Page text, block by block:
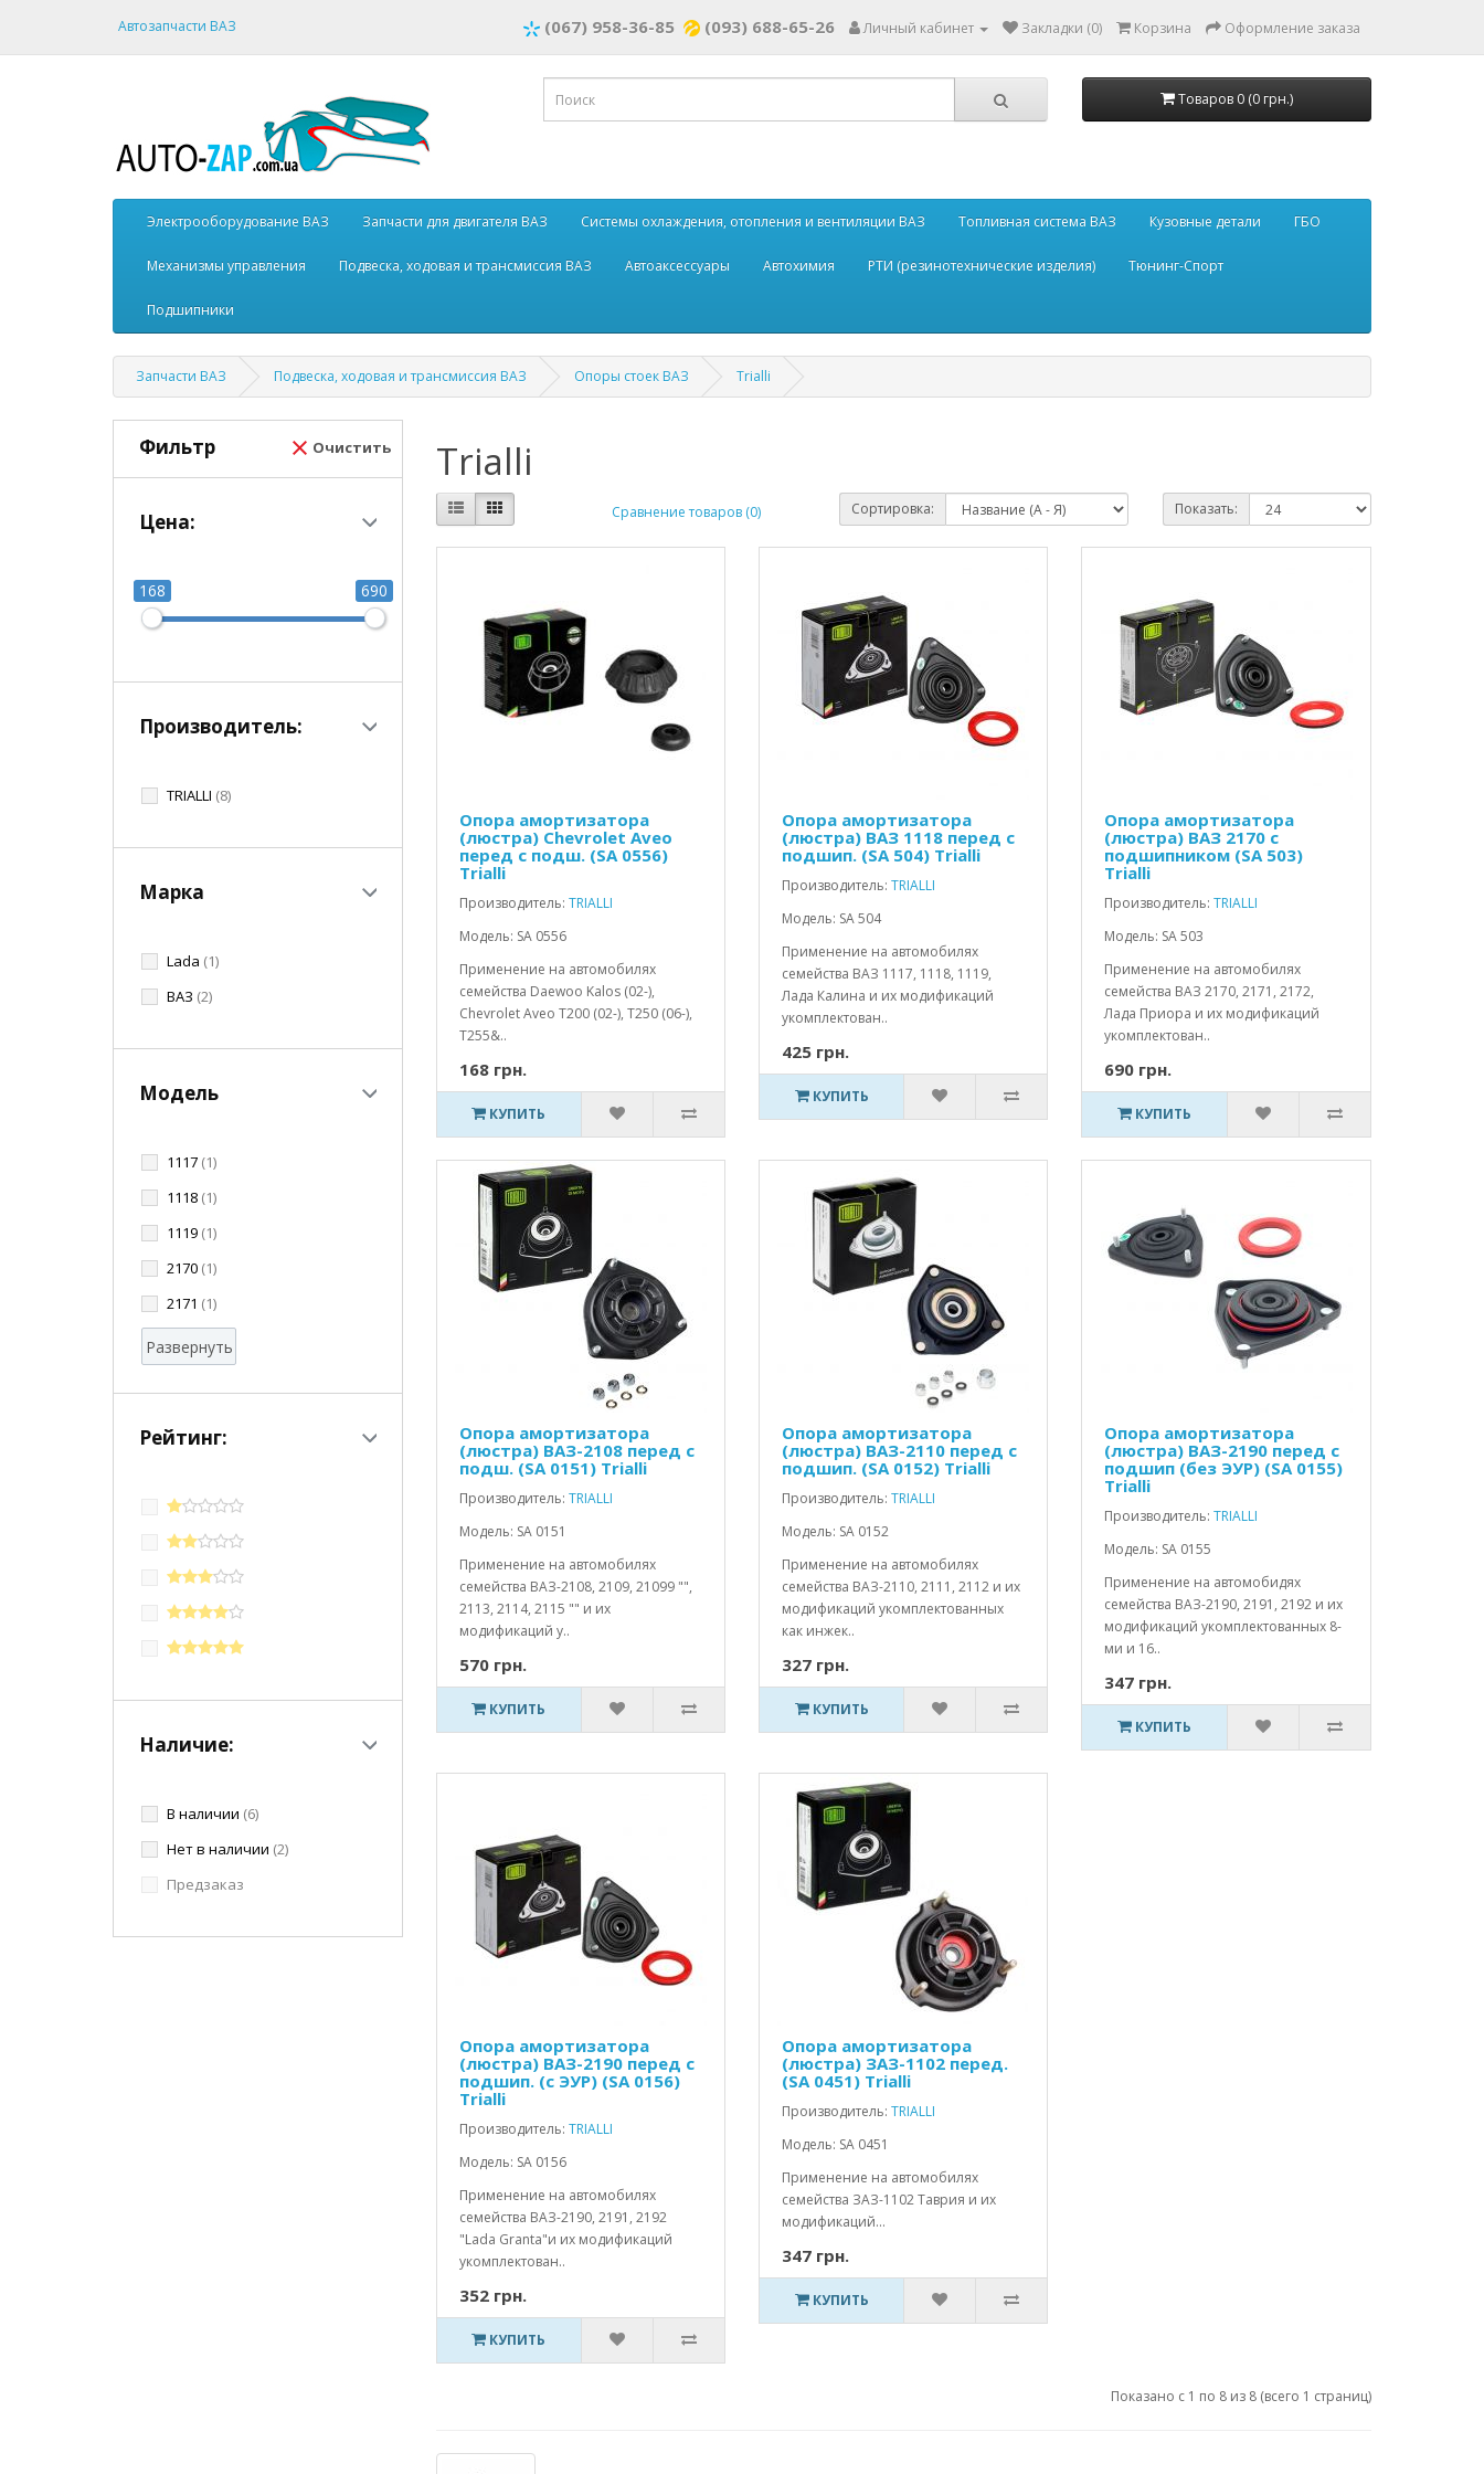
Автозапчасти ВАЗ (067) 958-36-85 (093) 688-65-26 Личный кабинет Закладки (0) Корзина Оформление заказа
Товаров 0 (0 грн.)
Электрооборудование ВАЗ Запчасти для двигателя ВАЗ Системы охлаждения, отопления и вентиляции ВАЗ Топливная система ВАЗ Кузовные детали ГБО
Механизмы управления Подвеска, ходовая и трансмиссия ВАЗ Автоаксессуары Автохимия РТИ (резинотехнические изделия) Тюнинг-Спорт
Подшипники
Запчасти ВАЗ Подвеска, ходовая и трансмиссия ВАЗ Опоры стоек ВАЗ Trialli
Очистить
Фильтр
Цена:
168 690
Производитель:
TRIALLI (8)
Марка
Lada (1)
ВАЗ (2)
Модель
1117 (1)
1118 (1)
1119 (1)
2170 (1)
2171 (1)
Развернуть
Рейтинг:
Наличие:
В наличии (6)
Нет в наличии (2)
Предзаказ
Trialli
Сравнение товаров (0) Сортировка: Показать:
Опора амортизатора
(люстра) Chevrolet Aveo
перед с подш. (SA 0556)
Trialli
Производитель: TRIALLI
Модель: SA 0556
Применение на автомобилях
семейства Daewoo Kalos (02-),
Chevrolet Aveo T200 (02-), T250 (06-),
T255&..
168 грн.
КУПИТЬ
Опора амортизатора
(люстра) ВАЗ 1118 перед с
подшип. (SA 504) Trialli
Производитель: TRIALLI
Модель: SA 504
Применение на автомобилях
семейства ВАЗ 1117, 1118, 1119,
Лада Калина и их модификаций
укомплектован..
425 грн.
КУПИТЬ
Опора амортизатора
(люстра) ВАЗ 2170 с
подшипником (SA 503)
Trialli
Производитель:TRIALLI
Модель: SA 503
Применение на автомобилях
семейства ВАЗ 2170, 2171, 2172,
Лада Приора и их модификаций
укомплектован..
690 грн.
КУПИТЬ
Опора амортизатора
(люстра) ВАЗ-2108 перед с
подш. (SA 0151) Trialli
Производитель: TRIALLI
Модель: SA 0151
Применение на автомобилях
семейства ВАЗ-2108, 2109, 21099 "",
2113, 2114, 2115 "" и их
модификаций у..
570 грн.
КУПИТЬ
Опора амортизатора
(люстра) ВАЗ-2110 перед с
подшип. (SA 0152) Trialli
Производитель: TRIALLI
Модель: SA 0152
Применение на автомобилях
семейства ВАЗ-2110, 2111, 2112 и их
модификаций укомплектованных
как инжек..
327 грн.
КУПИТЬ
Опора амортизатора
(люстра) ВАЗ-2190 перед с
подшип (без ЭУР) (SA 0155)
Trialli
Производитель:TRIALLI
Модель: SA 0155
Применение на автомобидях
семейства ВАЗ-2190, 2191, 2192 и их
модификаций укомплектованных 8-
ми и 16..
347 грн.
КУПИТЬ
Опора амортизатора
(люстра) ВАЗ-2190 перед с
подшип. (с ЭУР) (SA 0156)
Trialli
Производитель: TRIALLI
Модель: SA 0156
Применение на автомобилях
семейства ВАЗ-2190, 2191, 2192
"Lada Granta"и их модификаций
укомплектован..
352 грн.
КУПИТЬ
Опора амортизатора
(люстра) ЗАЗ-1102 перед.
(SA 0451) Trialli
Производитель: TRIALLI
Модель: SA 0451
Применение на автомобилях
семейства ЗАЗ-1102 Таврия и их
модификаций...
347 грн.
КУПИТЬ
Показано с 1 по 8 из 8 (всего 1 страниц)